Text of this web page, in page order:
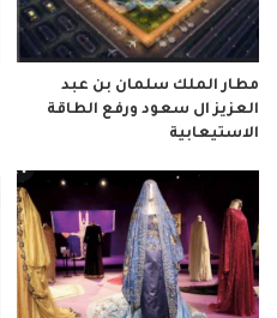
مطار الملك سلمان بن عبد
العزيز ال سعود ورفع الطاقة
الاستيعابية